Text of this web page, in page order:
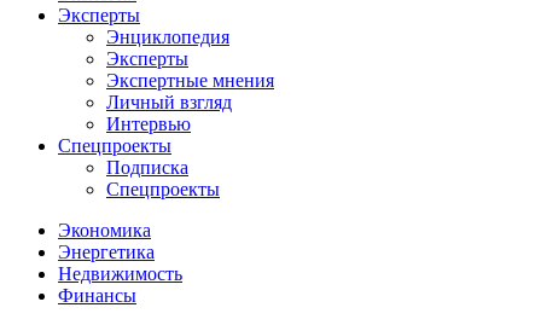
Эксперты
Энциклопедия
Эксперты
Экспертные мнения
Личный взгляд
Интервью
Спецпроекты
Подписка
Спецпроекты
Экономика
Энергетика
Недвижимость
Финансы